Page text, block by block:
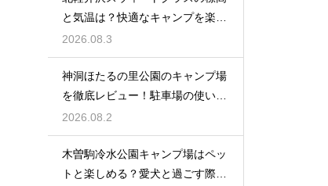
と気温は？快適なキャンプを楽し
む服装術
2026.08.3
神洞ほたるの里公園のキャンプ場
を徹底レビュー！駐車場の使い勝
手も解説
2026.08.2
木曽駒冷水公園キャンプ場はペッ
トと楽しめる？愛犬と過ごす際の